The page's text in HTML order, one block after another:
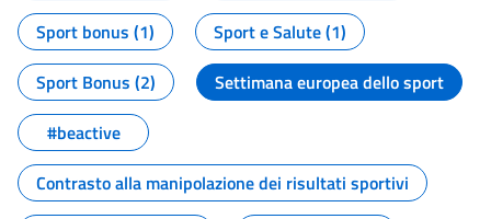
Sport bonus (1)
Sport e Salute (1)
Sport Bonus (2)
Settimana europea dello sport
#beactive
Contrasto alla manipolazione dei risultati sportivi